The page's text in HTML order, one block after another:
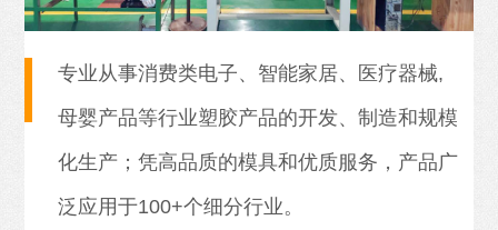
专业从事消费类电子、智能家居、医疗器械,
母婴产品等行业塑胶产品的开发、制造和规模
化生产；凭高品质的模具和优质服务，产品广
泛应用于100+个细分行业。